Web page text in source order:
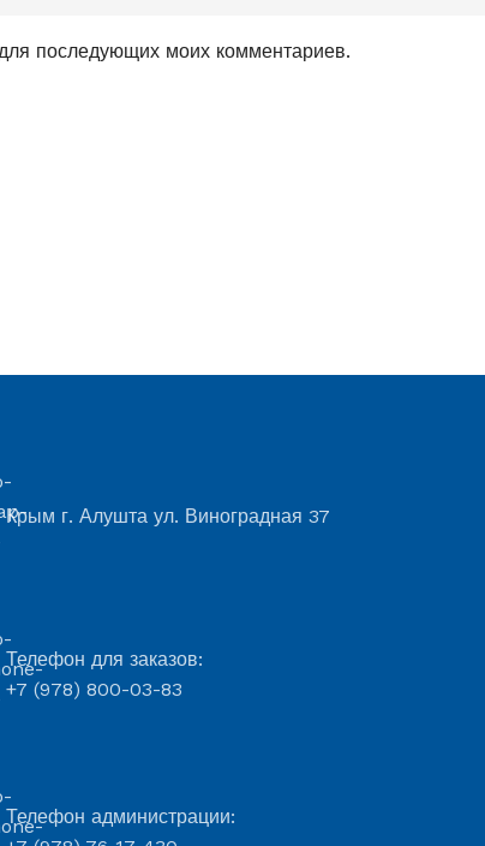
последующих моих комментариев.
Крым г. Алушта ул. Виноградная 37
Телефон для заказов:
+7 (978) 800-03-83
Телефон администрации: